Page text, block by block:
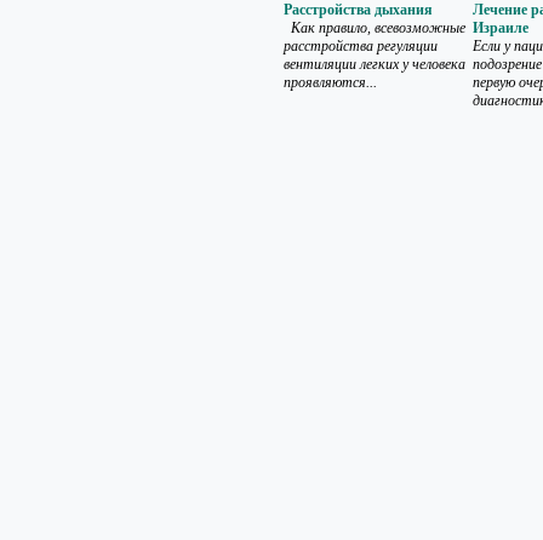
Расстройства дыхания
Как правило, всевозможные
расстройства регуляции
вентиляции легких у человека
проявляются...
Лечение
Израиле
Если у
первую